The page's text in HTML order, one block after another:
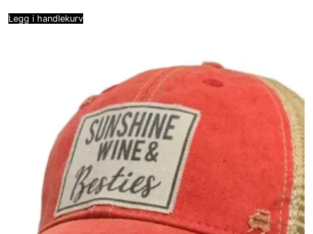
Legg i handlekurv